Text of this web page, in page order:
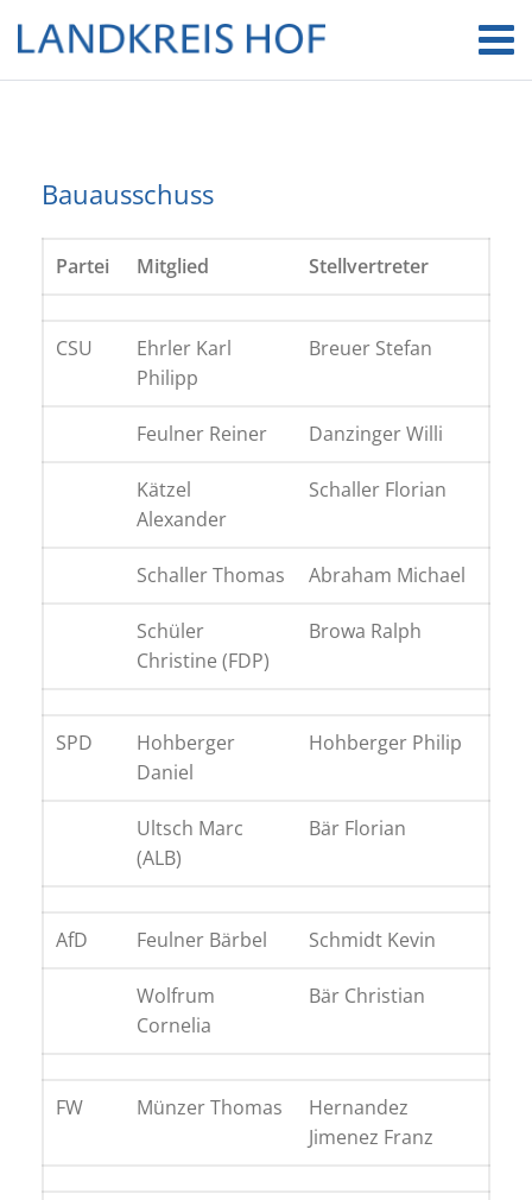
Bauausschuss
Partei Mitglied Stellvertreter
CSU
Ehrler Karl
Philipp
Breuer Stefan
Feulner Reiner Danzinger Willi
Kätzel
Alexander
Schaller Florian
Schaller Thomas Abraham Michael
Schüler
Christine (FDP)
Browa Ralph
SPD
Hohberger
Daniel
Hohberger Philip
Ultsch Marc
(ALB)
Bär Florian
AfD Feulner Bärbel Schmidt Kevin
Wolfrum
Cornelia
Bär Christian
FW Münzer Thomas
Hernandez
Jimenez Franz